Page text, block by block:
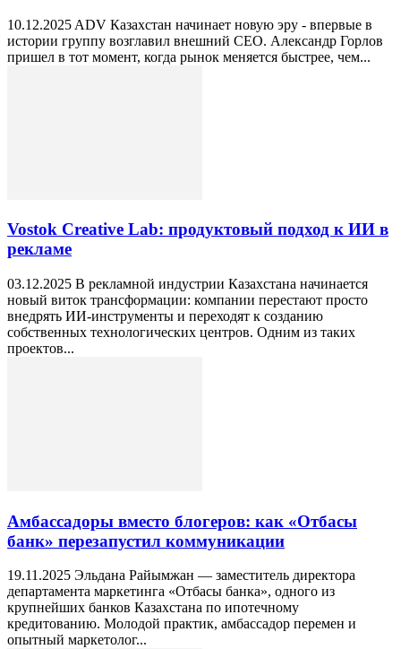
10.12.2025 ADV Казахстан начинает новую эру - впервые в
истории группу возглавил внешний CEO. Александр Горлов
пришел в тот момент, когда рынок меняется быстрее, чем...
Vostok Creative Lab: продуктовый подход к ИИ в
рекламе
03.12.2025 В рекламной индустрии Казахстана начинается
новый виток трансформации: компании перестают просто
внедрять ИИ-инструменты и переходят к созданию
собственных технологических центров. Одним из таких
проектов...
Амбассадоры вместо блогеров: как «Отбасы
банк» перезапустил коммуникации
19.11.2025 Эльдана Райымжан — заместитель директора
департамента маркетинга «Отбасы банка», одного из
крупнейших банков Казахстана по ипотечному
кредитованию. Молодой практик, амбассадор перемен и
опытный маркетолог...